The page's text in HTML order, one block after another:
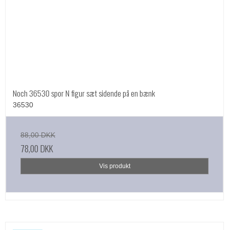
Noch 36530 spor N figur sæt sidende på en bænk
36530
88,00 DKK
78,00 DKK
Vis produkt